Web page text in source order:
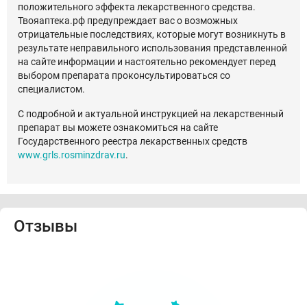
положительного эффекта лекарственного средства.
Твояаптека.рф предупреждает вас о возможных
отрицательные последствиях, которые могут возникнуть в
результате неправильного использования представленной
на сайте информации и настоятельно рекомендует перед
выбором препарата проконсультироваться со
специалистом.
С подробной и актуальной инструкцией на лекарственный
препарат вы можете ознакомиться на сайте
Государственного реестра лекарственных средств
www.grls.rosminzdrav.ru.
Отзывы